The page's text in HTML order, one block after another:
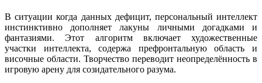
В ситуации когда данных дефицит, персональный интеллект
инстинктивно дополняет лакуны личными догадками и
фантазиями. Этот алгоритм включает художественные
участки интеллекта, содержа префронтальную область и
височные области. Творчество переводит неопределённость в
игровую арену для созидательного разума.